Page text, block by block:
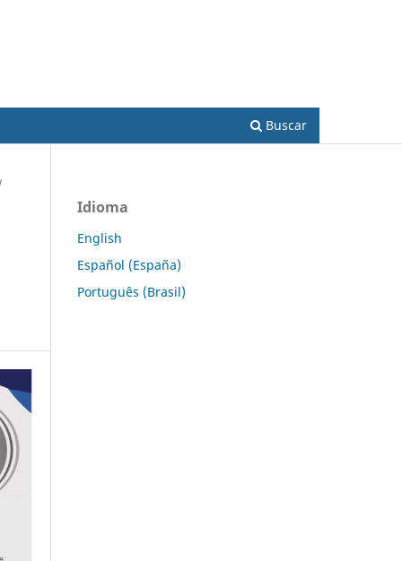
Buscar
Idioma
English
Español (España)
Português (Brasil)